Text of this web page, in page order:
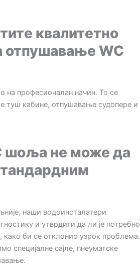
квалитетно
отпушавање WC
на професионалан начин. То се
туш кабине, отпушавање судопере и
шоља не може да
наши водоинсталатери
и утврдити да ли је потребно
би се отклонио узрок проблема.
специјалне сајле, пнеуматске